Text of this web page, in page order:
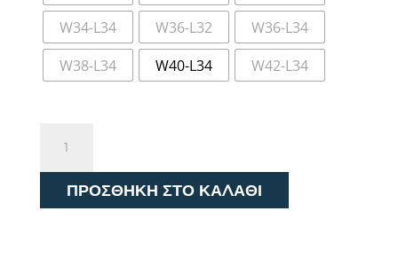
W34-L34
W36-L32
W36-L34
W38-L34
W40-L34 W42-L34
Slim
Fit
Extreme
Motion
ΠΡΟΣΘΉΚΗ ΣΤΟ ΚΑΛΆΘΙ